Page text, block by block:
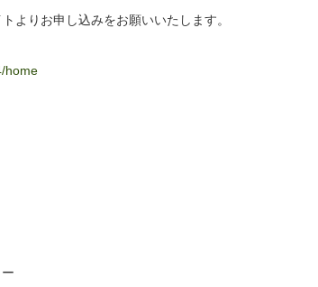
よりお申し込みをお願いいたします。
home